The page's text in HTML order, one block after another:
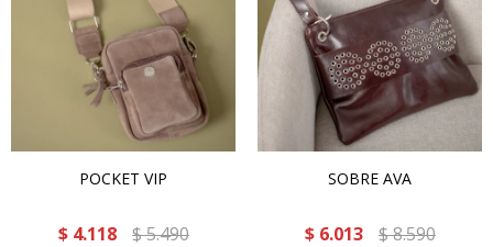
POCKET VIP
$ 4.118 $5.490
SOBRE AVA
$ 6.013 $8.590